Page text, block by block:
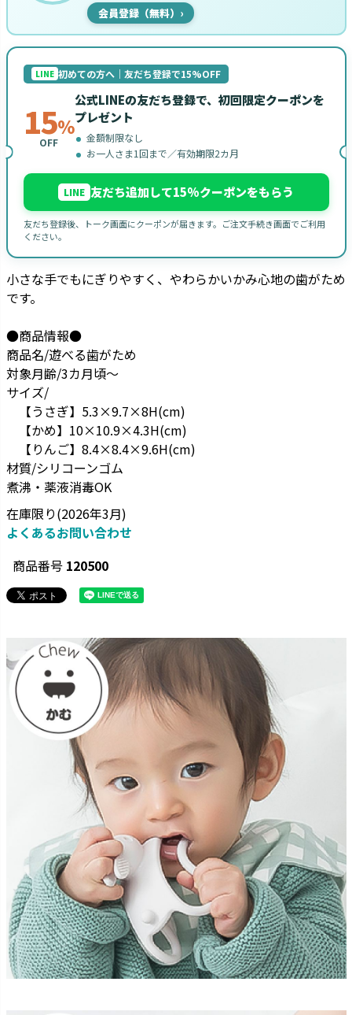
会員登録（無料） ›
LINE 初めての方へ｜友だち登録で15%OFF
15%
OFF
公式LINEの友だち登録で、初回限定クーポンを
プレゼント
金額制限なし
お一人さま1回まで／有効期限2カ月
LINE 友だち追加して15%クーポンをもらう
友だち登録後、トーク画面にクーポンが届きます。ご注文手続き画面でご利用
ください。
小さな手でもにぎりやすく、やわらかいかみ心地の歯がため
です。
●商品情報●
商品名/遊べる歯がため
対象月齢/3カ月頃～
サイズ/
【うさぎ】5.3×9.7×8H(cm)
【かめ】10×10.9×4.3H(cm)
【りんご】8.4×8.4×9.6H(cm)
材質/シリコーンゴム
煮沸・薬液消毒OK
在庫限り(2026年3月)
よくあるお問い合わせ
商品番号 120500